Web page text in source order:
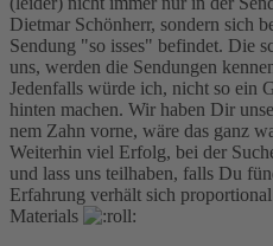
Dietmar Schönherr, sondern sich
Sendung "so isses" befindet. Die
uns, werden die Sendungen
Jedenfalls würde ich, nicht so ein
hinten machen. Wir haben Dir
nem Zahn vorne, wäre das ganz
Weiterhin viel Erfolg, bei der
und lass uns teilhaben, falls Du
Erfahrung verhält sich
Materials